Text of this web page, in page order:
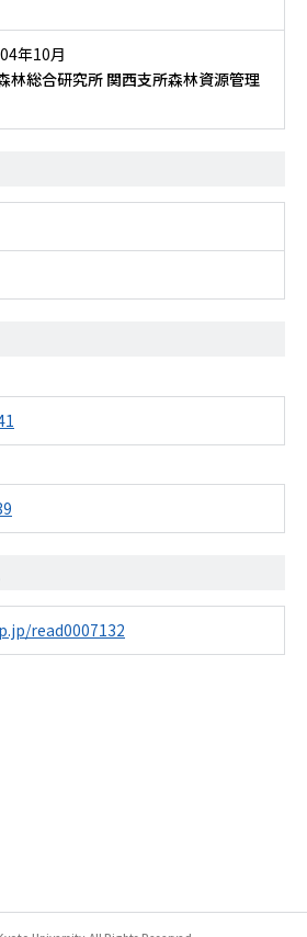
年10月
林総合研究所 関西支所森林資源管理
read0007132